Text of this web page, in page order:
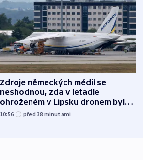
Zdroje německých médií se
neshodnou, zda v letadle
ohroženém v Lipsku dronem byla
munice
10:56 před 38 minutami